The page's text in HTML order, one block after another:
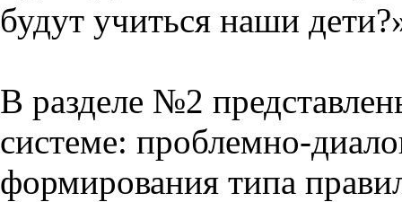
будут учиться наши
В разделе №2
системе: проблемно-
формирования типа